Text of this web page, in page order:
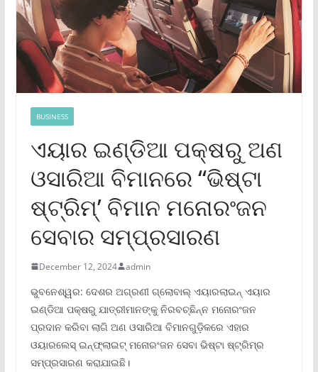
BUSINESS
ଏୟାର ଇଣ୍ଡିଆ ପକ୍ଷରୁ ଅଣ
ଓସାରିଆ ବିମାନରେ “ଭିଷ୍ଟା
ଷ୍ଟ୍ରିମ୍‌’ ବିମାନ ମନୋରଂଜନ
ସେବାର ସମ୍ପ୍ରସାରଣ
December 12, 2024 admin
ଭୁବନେଶ୍ୱର: ଦେଶର ଅଗ୍ରଣୀ ଗ୍ଲୋବାଲ୍ ଏୟାରଲାଇନ୍ ଏୟାର
ଇଣ୍ଡିଆ ପକ୍ଷରୁ ଯାତ୍ରୀମାନଙ୍କୁ ନିରବଚ୍ଛିନ୍ନ ମନୋରଂଜନ
ପ୍ରଦାନ କରିବା ଲାଗି ଅଣ ଓସାରିଆ ବିମାନଗୁଡ଼ିକରେ ଏହାର
ଓୟାରଲେସ୍ ଇନ୍‌ଫ୍ଲାଇଟ୍ ମନୋରଂଜନ ସେବା ଭିଷ୍ଟା ଷ୍ଟ୍ରିମ୍‌ର
ସମ୍ପ୍ରସାରଣ କରାଯାଇଛି।